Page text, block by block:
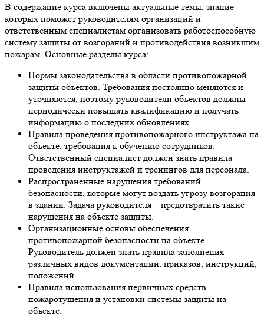
В содержание курса включены актуальные темы, знание
которых поможет руководителям организаций и
ответственным специалистам организовать работоспособную
систему защиты от возгораний и противодействия возникшим
пожарам. Основные разделы курса:
Нормы законодательства в области противопожарной
защиты объектов. Требования постоянно меняются и
уточняются, поэтому руководители объектов должны
периодически повышать квалификацию и получать
информацию о последних обновлениях.
Правила проведения противопожарного инструктажа на
объекте, требования к обучению сотрудников.
Ответственный специалист должен знать правила
проведения инструктажей и тренингов для персонала.
Распространенные нарушения требований
безопасности, которые могут воздать угрозу возгорания
в здании. Задача руководителя – предотвратить такие
нарушения на объекте защиты.
Организационные основы обеспечения
противопожарной безопасности на объекте.
Руководитель должен знать правила заполнения
различных видов документации: приказов, инструкций,
положений.
Правила использования первичных средств
пожаротушения и установки системы защиты на
объекте.